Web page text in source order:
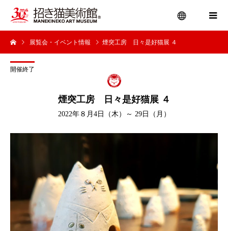
展覧会・イベント情報 煙突工房 日々是好猫展 ４
開催終了
煙突工房 日々是好猫展 ４
2022年８月4日（木）～ 29日（月）